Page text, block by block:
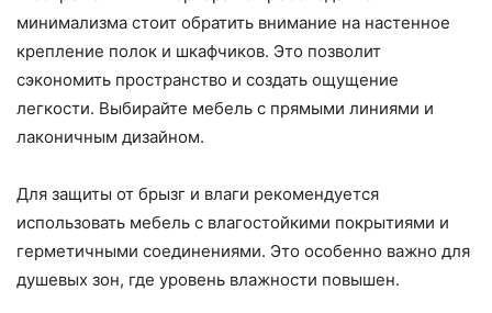
минимализма стоит обратить внимание на настенное
крепление полок и шкафчиков. Это позволит
сэкономить пространство и создать ощущение
легкости. Выбирайте мебель с прямыми линиями и
лаконичным дизайном.
Для защиты от брызг и влаги рекомендуется
использовать мебель с влагостойкими покрытиями и
герметичными соединениями. Это особенно важно для
душевых зон, где уровень влажности повышен.